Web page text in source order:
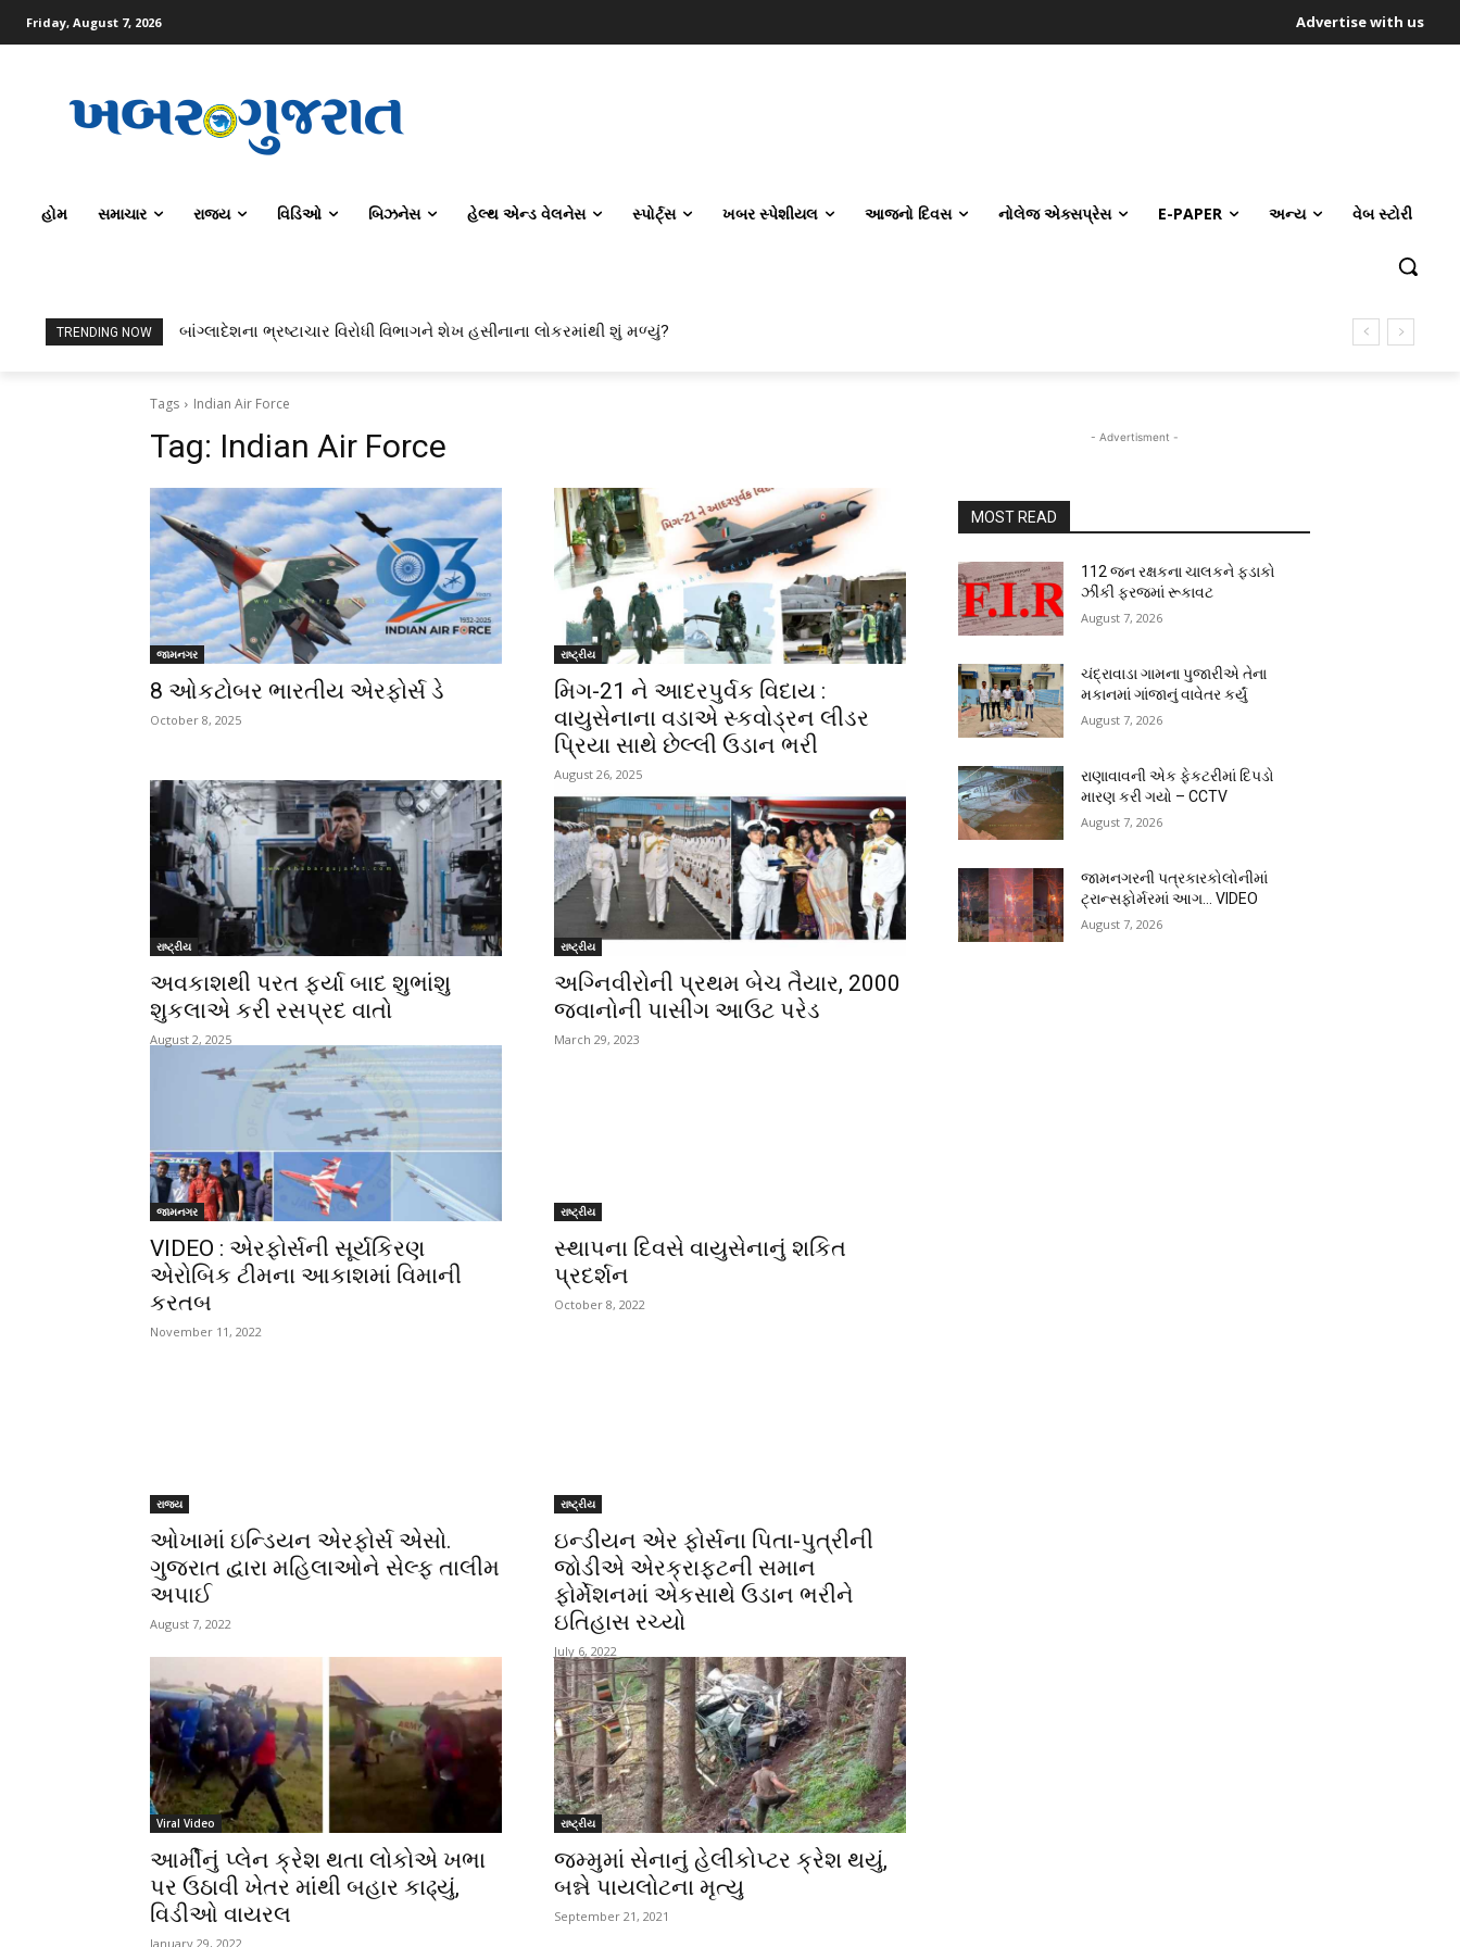
Friday, August 7, 2026 Advertise with us
હોમ સમાચાર રાજ્ય વિડિઓ બિઝનેસ હેલ્થ એન્ડ વેલનેસ સ્પોર્ટ્સ ખબર સ્પેશીયલ આજનો દિવસ નોલેજ એક્સપ્રેસ E-PAPER અન્ય વેબ સ્ટોરી
TRENDING NOW ટોપર્સ કોમ્પ્યુટર સાયન્સ અને AI કરતાં સિવિલ એન્જિનિયરિંગ કેમ પસંદ કરી રહ્યા છે? IITનો ટ્રેન્ડ બદલાઈ ગયો છે
બાંગ્લાદેશના ભ્રષ્ટાચાર વિરોધી વિભાગને શેખ હસીનાના લોકરમાંથી શું મળ્યું?
Tags Indian Air Force
Tag: Indian Air Force
જામનગર
8 ઓકટોબર ભારતીય એરફોર્સ ડે
October 8, 2025
રાષ્ટ્રીય
મિગ-21 ને આદરપુર્વક વિદાય :
વાયુસેનાના વડાએ સ્કવોડ્રન લીડર
પ્રિયા સાથે છેલ્લી ઉડાન ભરી
August 26, 2025
રાષ્ટ્રીય
અવકાશથી પરત ફર્યા બાદ શુભાંશુ
શુકલાએ કરી રસપ્રદ વાતો
August 2, 2025
રાષ્ટ્રીય
અગ્નિવીરોની પ્રથમ બેચ તૈયાર, 2000
જવાનોની પાસીંગ આઉટ પરેડ
March 29, 2023
જામનગર
VIDEO : એરફોર્સની સૂર્યકિરણ
એરોબિક ટીમના આકાશમાં વિમાની
કરતબ
November 11, 2022
રાષ્ટ્રીય
સ્થાપના દિવસે વાયુસેનાનું શકિત
પ્રદર્શન
October 8, 2022
રાજ્ય
ઓખામાં ઇન્ડિયન એરફોર્સ એસો.
ગુજરાત દ્વારા મહિલાઓને સેલ્ફ તાલીમ
અપાઈ
August 7, 2022
રાષ્ટ્રીય
ઇન્ડીયન એર ફોર્સના પિતા-પુત્રીની
જોડીએ એરક્રાફ્ટની સમાન
ફોર્મેશનમાં એકસાથે ઉડાન ભરીને
ઇતિહાસ રચ્યો
July 6, 2022
Viral Video
આર્મીનું પ્લેન ક્રેશ થતા લોકોએ ખભા
પર ઉઠાવી ખેતર માંથી બહાર કાઢ્યું,
વિડીઓ વાયરલ
January 29, 2022
રાષ્ટ્રીય
જમ્મુમાં સેનાનું હેલીકોપ્ટર ક્રેશ થયું,
બન્ને પાયલોટના મૃત્યુ
September 21, 2021
- Advertisment -
MOST READ
112 જન રક્ષકના ચાલકને ફડાકો
ઝીંકી ફરજમાં રૂકાવટ
August 7, 2026
ચંદ્રાવાડા ગામના પુજારીએ તેના
મકાનમાં ગાંજાનું વાવેતર કર્યું
August 7, 2026
રાણાવાવની એક ફેકટરીમાં દિપડો
મારણ કરી ગયો – CCTV
August 7, 2026
જામનગરની પત્રકારકોલોનીમાં
ટ્રાન્સફોર્મરમાં આગ… VIDEO
August 7, 2026